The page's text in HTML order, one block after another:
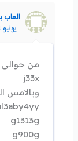
العاب
يونيو 11, 2017 الساعة 9:14 ص
من
j33x
وبالامس
g1313g
g900g